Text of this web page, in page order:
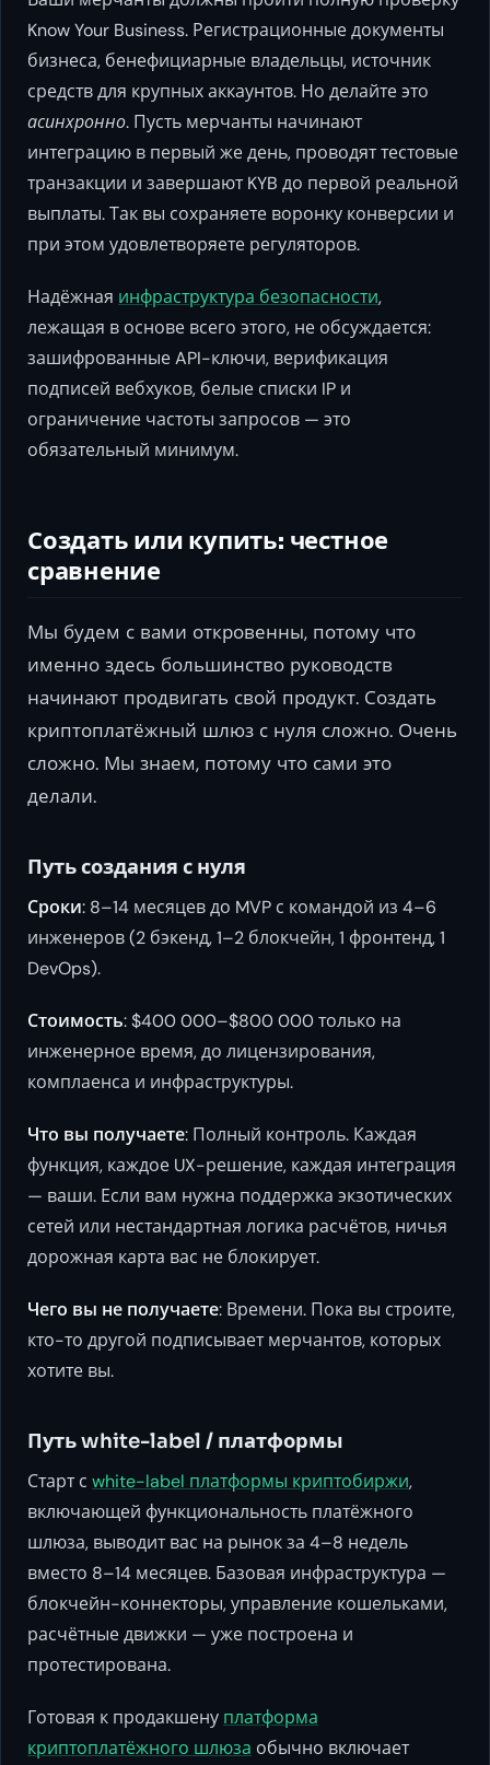
Know Your Business. Регистрационные документы
бизнеса, бенефициарные владельцы, источник
средств для крупных аккаунтов. Но делайте это
асинхронно. Пусть мерчанты начинают
интеграцию в первый же день, проводят тестовые
транзакции и завершают KYB до первой реальной
выплаты. Так вы сохраняете воронку конверсии и
при этом удовлетворяете регуляторов.
Надёжная инфраструктура безопасности,
лежащая в основе всего этого, не обсуждается:
зашифрованные API-ключи, верификация
подписей вебхуков, белые списки IP и
ограничение частоты запросов — это
обязательный минимум.
Создать или купить: честное
сравнение
Мы будем с вами откровенны, потому что
именно здесь большинство руководств
начинают продвигать свой продукт. Создать
криптоплатёжный шлюз с нуля сложно. Очень
сложно. Мы знаем, потому что сами это
делали.
Путь создания с нуля
Сроки: 8–14 месяцев до MVP с командой из 4–6
инженеров (2 бэкенд, 1–2 блокчейн, 1 фронтенд, 1
DevOps).
Стоимость: $400 000–$800 000 только на
инженерное время, до лицензирования,
комплаенса и инфраструктуры.
Что вы получаете: Полный контроль. Каждая
функция, каждое UX-решение, каждая интеграция
— ваши. Если вам нужна поддержка экзотических
сетей или нестандартная логика расчётов, ничья
дорожная карта вас не блокирует.
Чего вы не получаете: Времени. Пока вы строите,
кто-то другой подписывает мерчантов, которых
хотите вы.
Путь white-label / платформы
Старт с white-label платформы криптобиржи,
включающей функциональность платёжного
шлюза, выводит вас на рынок за 4–8 недель
вместо 8–14 месяцев. Базовая инфраструктура —
блокчейн-коннекторы, управление кошельками,
расчётные движки — уже построена и
протестирована.
Готовая к продакшену платформа
криптоплатёжного шлюза обычно включает